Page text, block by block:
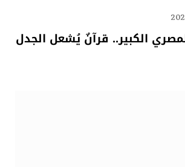
الكبير.. قرآنٌ يُشعل الجدل